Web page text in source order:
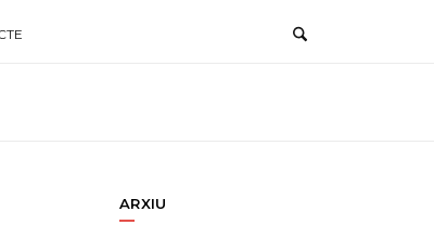
ARXIU